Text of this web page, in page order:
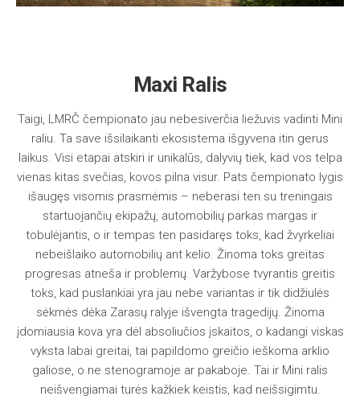
Maxi Ralis
Taigi, LMRČ čempionato jau nebesiverčia liežuvis vadinti Mini
raliu. Ta save išsilaikanti ekosistema išgyvena itin gerus
laikus. Visi etapai atskiri ir unikalūs, dalyvių tiek, kad vos telpa
vienas kitas svečias, kovos pilna visur. Pats čempionato lygis
išaugęs visomis prasmėmis – neberasi ten su treningais
startuojančių ekipažų, automobilių parkas margas ir
tobulėjantis, o ir tempas ten pasidaręs toks, kad žvyrkeliai
nebeišlaiko automobilių ant kelio. Žinoma toks greitas
progresas atneša ir problemų. Varžybose tvyrantis greitis
toks, kad puslankiai yra jau nebe variantas ir tik didžiulės
sėkmės dėka Zarasų ralyje išvengta tragedijų. Žinoma
įdomiausia kova yra dėl absoliučios įskaitos, o kadangi viskas
vyksta labai greitai, tai papildomo greičio ieškoma arklio
galiose, o ne stenogramoje ar pakaboje. Tai ir Mini ralis
neišvengiamai turės kažkiek keistis, kad neišsigimtu.